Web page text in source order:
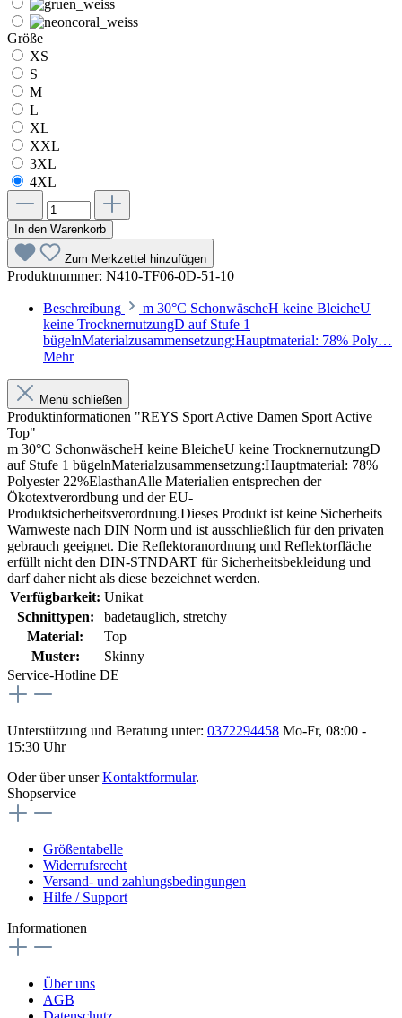
Größe
XS
S
M
L
XL
XXL
3XL
4XL
In den Warenkorb
Zum Merkzettel hinzufügen
Produktnummer: N410-TF06-0D-51-10
Beschreibung
m 30°C SchonwäscheH keine BleicheU
keine TrocknernutzungD auf Stufe 1
bügelnMaterialzusammensetzung:Hauptmaterial: 78% Poly…
Mehr
Menü schließen
Produktinformationen "REYS Sport Active Damen Sport Active
Top"
m 30°C SchonwäscheH keine BleicheU keine TrocknernutzungD
auf Stufe 1 bügelnMaterialzusammensetzung:Hauptmaterial: 78%
Polyester 22%ElasthanAlle Materialien entsprechen der
Ökotextverordbung und der EU-
Produktsicherheitsverordnung.Dieses Produkt ist keine Sicherheits
Warnweste nach DIN Norm und ist ausschließlich für den privaten
gebrauch geeignet. Die Reflektoranordnung und Reflektorfläche
erfüllt nicht den DIN-STNDART für Sicherheitsbekleidung und
darf daher nicht als diese bezeichnet werden.
Verfügbarkeit: Unikat
Schnittypen:
badetauglich, stretchy
Material:
Top
Muster:
Skinny
Service-Hotline DE
Unterstützung und Beratung unter: 0372294458 Mo-Fr, 08:00 -
15:30 Uhr
Oder über unserKontaktformular.
Shopservice
Größentabelle
Widerrufsrecht
Versand- und zahlungsbedingungen
Hilfe / Support
Informationen
Über uns
AGB